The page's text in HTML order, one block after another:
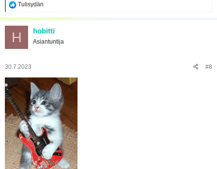
R
a
k
o
:
Tulisydän
H hobitti
Asiantuntija
30.7.2023 #8